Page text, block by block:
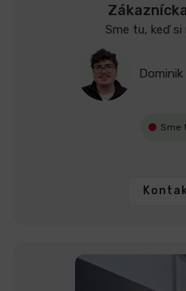
Sme tu, keď
Dominik
Sme